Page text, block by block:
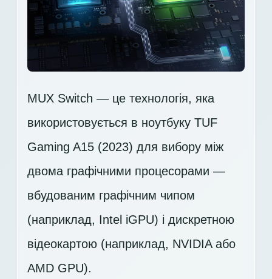
MUX Switch — це технологія, яка
використовується в ноутбуку TUF
Gaming A15 (2023) для вибору між
двома графічними процесорами —
вбудованим графічним чипом
(наприклад, Intel iGPU) і дискретною
відеокартою (наприклад, NVIDIA або
AMD GPU).